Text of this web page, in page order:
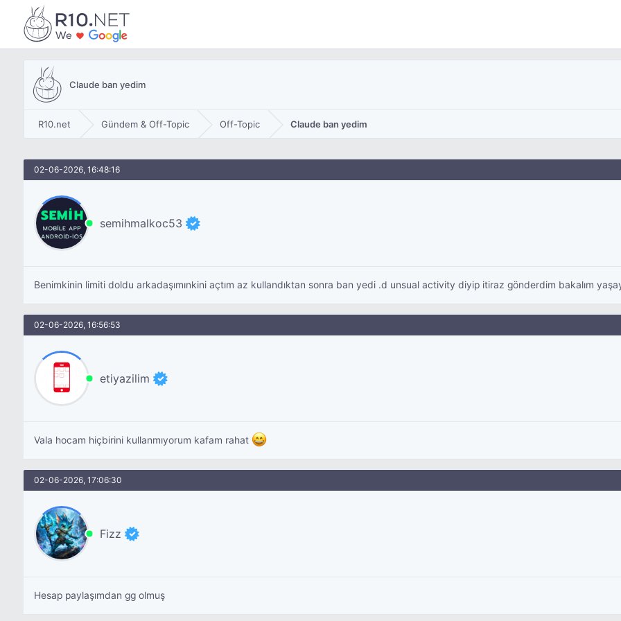
Claude ban yedim
R10.net Gündem & Off-Topic Off-Topic Claude ban yedim
02-06-2026, 16:48:16
semihmalkoc53
Benimkinin limiti doldu arkadaşımınkini açtım az kullandıktan sonra ban yedi .d unsual activity diyip itiraz gönderdim bakalım
02-06-2026, 16:56:53
etiyazilim
Vala hocam hiçbirini kullanmıyorum kafam rahat
02-06-2026, 17:06:30
Fizz
Hesap paylaşımdan gg olmuş